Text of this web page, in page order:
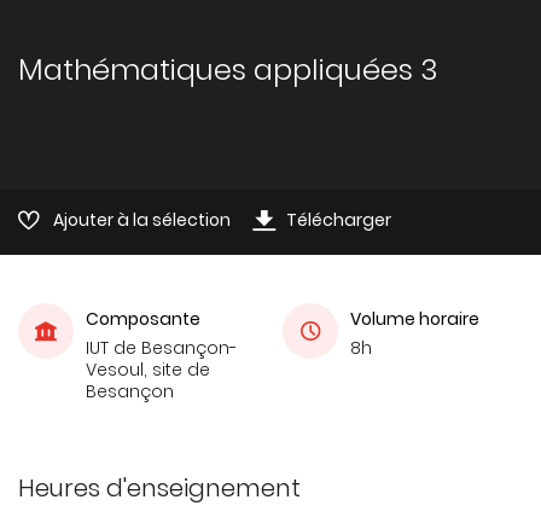
Mathématiques appliquées 3
Ajouter à la sélection Télécharger
Composante
IUT de Besançon-
Vesoul, site de
Besançon
Volume horaire
8h
Heures d'enseignement